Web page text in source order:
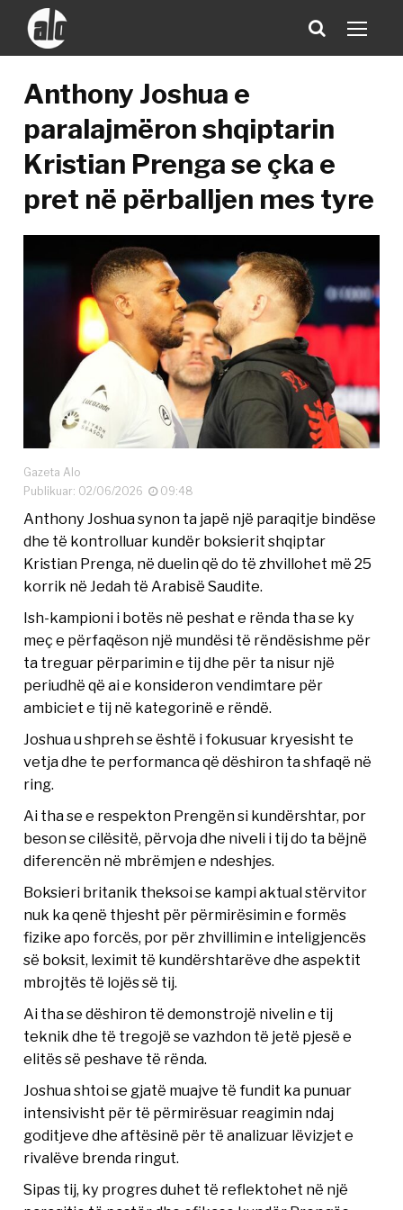
Anthony Joshua e
paralajmëron shqiptarin
Kristian Prenga se çka e
pret në përballjen mes tyre
Gazeta Alo
Publikuar: 02/06/2026
09:48
Anthony Joshua synon ta japë një paraqitje bindëse
dhe të kontrolluar kundër boksierit shqiptar
Kristian Prenga, në duelin që do të zhvillohet më 25
korrik në Jedah të Arabisë Saudite.
Ish-kampioni i botës në peshat e rënda tha se ky
meç e përfaqëson një mundësi të rëndësishme për
ta treguar përparimin e tij dhe për ta nisur një
periudhë që ai e konsideron vendimtare për
ambiciet e tij në kategorinë e rëndë.
Joshua u shpreh se është i fokusuar kryesisht te
vetja dhe te performanca që dëshiron ta shfaqë në
ring.
Ai tha se e respekton Prengën si kundërshtar, por
beson se cilësitë, përvoja dhe niveli i tij do ta bëjnë
diferencën në mbrëmjen e ndeshjes.
Boksieri britanik theksoi se kampi aktual stërvitor
nuk ka qenë thjesht për përmirësimin e formës
fizike apo forcës, por për zhvillimin e inteligjencës
së boksit, leximit të kundërshtarëve dhe aspektit
mbrojtës të lojës së tij.
Ai tha se dëshiron të demonstrojë nivelin e tij
teknik dhe të tregojë se vazhdon të jetë pjesë e
elitës së peshave të rënda.
Joshua shtoi se gjatë muajve të fundit ka punuar
intensivisht për të përmirësuar reagimin ndaj
goditjeve dhe aftësinë për të analizuar lëvizjet e
rivalëve brenda ringut.
Sipas tij, ky progres duhet të reflektohet në një